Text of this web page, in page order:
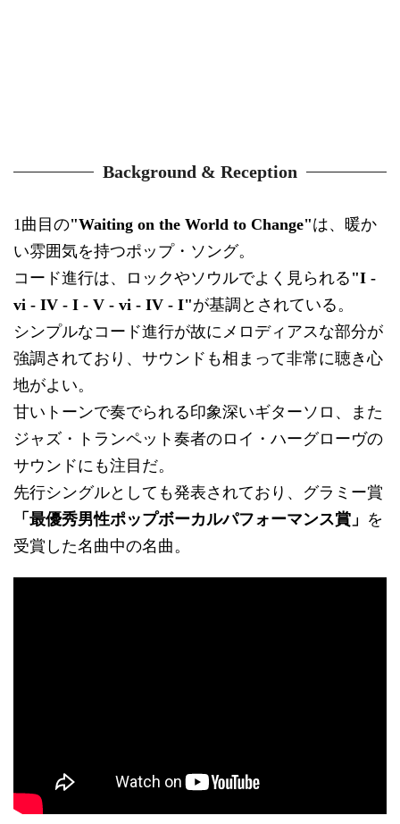
Background & Reception
1曲目の"Waiting on the World to Change"は、暖か
い雰囲気を持つポップ・ソング。
コード進行は、ロックやソウルでよく見られる "I -
vi - IV - I - V - vi - IV - I"が基調とされている。
シンプルなコード進行が故にメロディアスな部分が
強調されており、サウンドも相まって非常に聴き心
地がよい。
甘いトーンで奏でられる印象深いギターソロ、また
ジャズ・トランペット奏者のロイ・ハーグローヴの
サウンドにも注目だ。
先行シングルとしても発表されており、グラミー賞
「最優秀男性ポップボーカルパフォーマンス賞」 を
受賞した名曲中の名曲。